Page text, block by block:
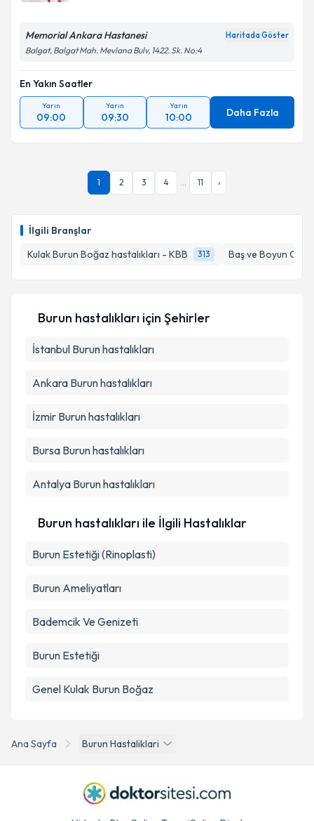
İlgili Branşlar
Kulak Burun Boğaz hastalıkları - KBB
313 Baş ve Boyun
Memorial Ankara Hastanesi Haritada Göster
Balgat, Balgat Mah. Mevlana Bulv, 1422. Sk. No:4
En Yakın Saatler
Yarın
09:00
Yarın
09:30
Yarın
10:00 Daha Fazla
1 2 3 4 ... 11 ›
Ana Sayfa Burun Hastaliklari
Burun hastalıkları için Şehirler
İstanbul Burun hastalıkları
Ankara Burun hastalıkları
İzmir Burun hastalıkları
Bursa Burun hastalıkları
Antalya Burun hastalıkları
Burun hastalıkları ile İlgili Hastalıklar
Burun Estetiği (Rinoplasti)
Burun Ameliyatları
Bademcik Ve Genizeti
Burun Estetiği
Genel Kulak Burun Boğaz